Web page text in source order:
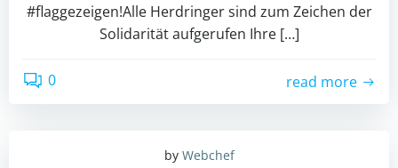
#flaggezeigen!Alle Herdringer sind zum Zeichen der
Solidarität aufgerufen Ihre […]
0 read more
by Webchef